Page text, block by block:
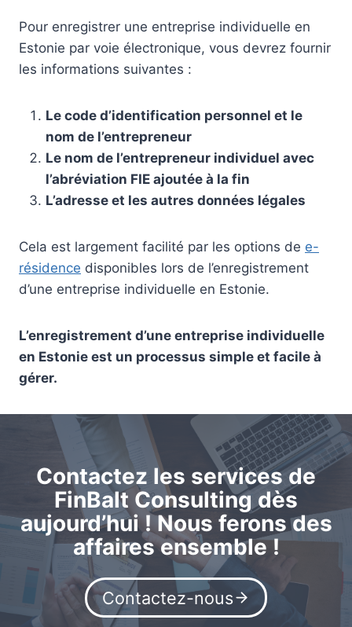
Pour enregistrer une entreprise individuelle en
Estonie par voie électronique, vous devrez fournir
les informations suivantes :
Le code d’identification personnel et le
nom de l’entrepreneur
Le nom de l’entrepreneur individuel avec
l’abréviation FIE ajoutée à la fin
L’adresse et les autres données légales
Cela est largement facilité par les options de e-
résidence disponibles lors de l’enregistrement
d’une entreprise individuelle en Estonie.
L’enregistrement d’une entreprise individuelle
en Estonie est un processus simple et facile à
gérer.
Contactez les services de
FinBalt Consulting dès
aujourd’hui ! Nous ferons des
affaires ensemble !
Contactez-nous